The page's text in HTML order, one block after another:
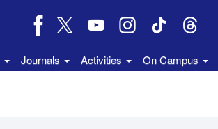
Journals Activities On Campus